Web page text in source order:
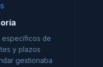
específicos de
y plazos
gestionaba